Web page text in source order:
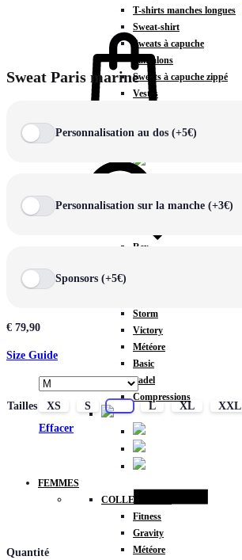
T-shirts manches longues
Sweat-shirt
Sweats à capuche
Pantalons
Sweats à capuche zippé
Vestes
Rex
Storm
Victory
Météore
Basic
Padel
Compressions
FEMMES
COLLECTIONS
Fitness
Gravity
Météore
Sweat Paris marine
Personnalisation au dos (+5€)
Personnalisation sur la manche (+3€)
Sponsors (+5€)
€ 79,90
Size Guide
Tailles XS S L XL
XXL
Effacer
Quantité